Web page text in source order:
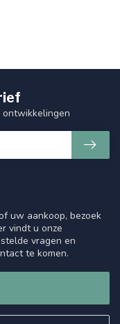
uw aankoop, bezoek
vindt u onze
vragen en
te komen.